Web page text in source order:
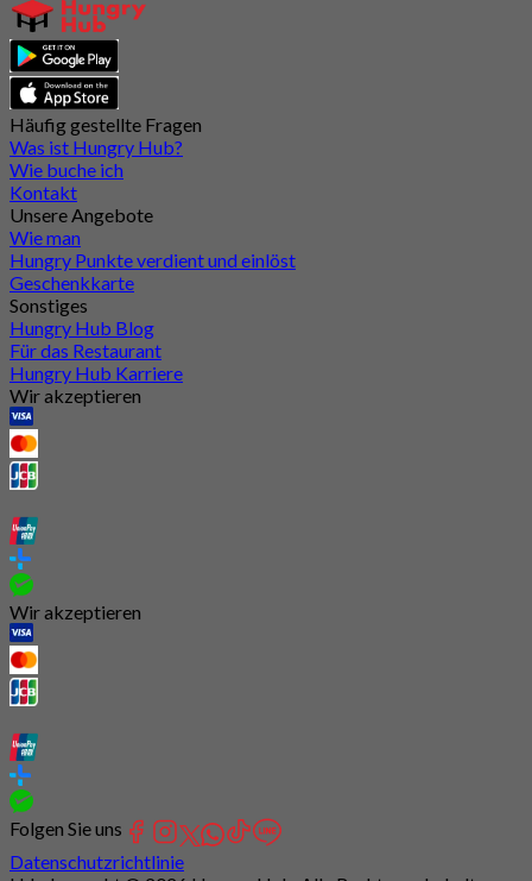
Häufig gestellte Fragen
Was ist Hungry Hub?
Wie buche ich
Kontakt
Unsere Angebote
Wie man
Hungry Punkte verdient und einlöst
Geschenkkarte
Sonstiges
Hungry Hub Blog
Für das Restaurant
Hungry Hub Karriere
Wir akzeptieren
Wir akzeptieren
Folgen Sie uns
Datenschutzrichtlinie